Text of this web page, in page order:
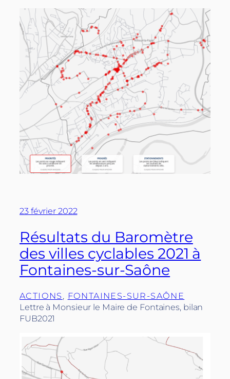
23 février 2022
Résultats du Baromètre
des villes cyclables 2021 à
Fontaines-sur-Saône
ACTIONS , FONTAINES-SUR-SAÔNE
Lettre à Monsieur le Maire de Fontaines, bilan
FUB2021